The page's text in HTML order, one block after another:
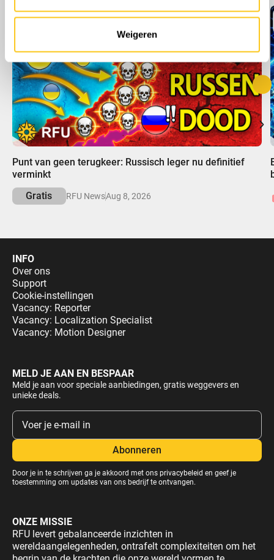
Weigeren
Punt van geen terugkeer: Russisch leger nu definitief
verminkt
Gratis
RFU NewsAug 8, 2026
INFO
Over ons
Support
Cookie-instellingen
Vacancy: Reporter
Vacancy: Localization Specialist
Vacancy: Motion Designer
MELD JE AAN EN BESPAAR
Meld je aan voor speciale aanbiedingen, gratis weggevers en
unieke deals.
Door je in te schrijven ga je akkoord met ons privacybeleid en geef je
toestemming om updates van ons bedrijf te ontvangen.
ONZE MISSIE
RFU levert gebalanceerde inzichten in
wereldaangelegenheden, ontrafelt complexiteiten om het